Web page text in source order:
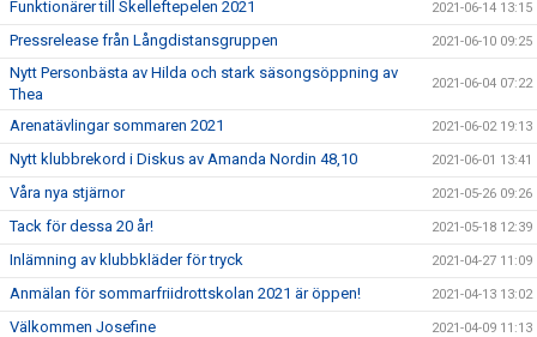
Funktionärer till Skelleftepelen 2021 2021-06-14 13:15
Pressrelease från Långdistansgruppen 2021-06-10 09:25
Nytt Personbästa av Hilda och stark säsongsöppning av
Thea
2021-06-04 07:22
Arenatävlingar sommaren 2021 2021-06-02 19:13
Nytt klubbrekord i Diskus av Amanda Nordin 48,10 2021-06-01 13:41
Våra nya stjärnor 2021-05-26 09:26
Tack för dessa 20 år! 2021-05-18 12:39
Inlämning av klubbkläder för tryck 2021-04-27 11:09
Anmälan för sommarfriidrottskolan 2021 är öppen! 2021-04-13 13:02
Välkommen Josefine 2021-04-09 11:13